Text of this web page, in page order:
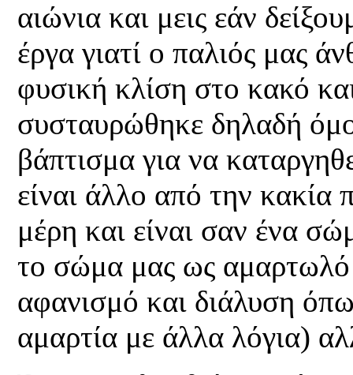
αιώνια και μεις εάν
έργα γιατί ο παλιός μας
φυσική κλίση στο κακό
συσταυρώθηκε δηλαδή
βάπτισμα για να
είναι άλλο από την κακία
μέρη και είναι σαν ένα
το σώμα μας ως αμαρτωλό
αφανισμό και διάλυση
αμαρτία με άλλα λόγια)